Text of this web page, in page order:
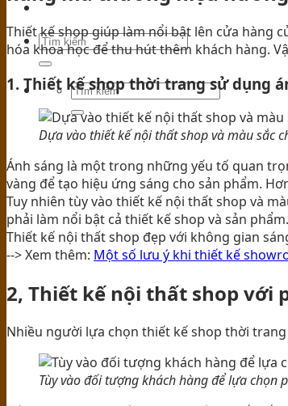
TIN TỨC
Thiết kế shop giúp làm nổi bật lên cửa hàng
hóa khoa học để thu hút thêm khách hàng.
1. Thiết kế shop thời trang sử dụng
Dựa vào thiết kế nội thất shop và màu sắc
Ánh sáng là một trong những yếu tố quan
vàng để tạo hiệu ứng sáng cho sản phẩm.
Tuy nhiên tùy vào thiết kế nội thất shop và
phải làm nổi bật cả thiết kế shop và sản phẩm.
Thiết kế nội thất shop đẹp với không gian
--> Xem thêm: Một số lưu ý khi thiết kế
2, Thiết kế nội thất shop với
Nhiều người lựa chọn thiết kế shop thời
Tùy vào đối tượng khách hàng để lựa chọn